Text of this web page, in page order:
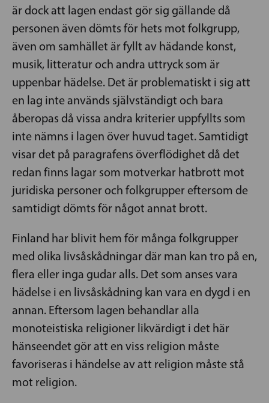
är dock att lagen endast gör sig gällande då
personen även dömts för hets mot folkgrupp,
även om samhället är fyllt av hädande konst,
musik, litteratur och andra uttryck som är
uppenbar hädelse. Det är problematiskt i sig att
en lag inte används självständigt och bara
åberopas då vissa andra kriterier uppfyllts som
inte nämns i lagen över huvud taget. Samtidigt
visar det på paragrafens överflödighet då det
redan finns lagar som motverkar hatbrott mot
juridiska personer och folkgrupper eftersom de
samtidigt dömts för något annat brott.
Finland har blivit hem för många folkgrupper
med olika livsåskådningar där man kan tro på en,
flera eller inga gudar alls. Det som anses vara
hädelse i en livsåskådning kan vara en dygd i en
annan. Eftersom lagen behandlar alla
monoteistiska religioner likvärdigt i det här
hänseendet gör att en viss religion måste
favoriseras i händelse av att religion måste stå
mot religion.